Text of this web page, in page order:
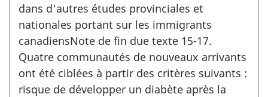
dans d'autres études provinciales et
nationales portant sur les immigrants
canadiensNote de fin due texte 15-17.
Quatre communautés de nouveaux arrivants
ont été ciblées à partir des critères suivants :
risque de développer un diabète après la